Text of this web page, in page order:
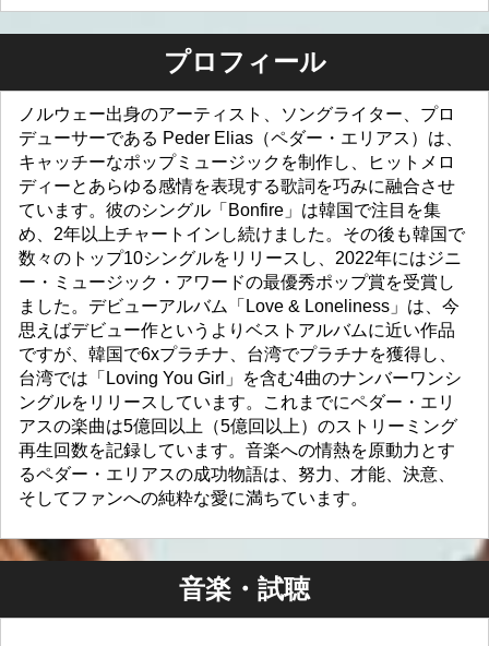
プロフィール
ノルウェー出身のアーティスト、ソングライター、プロ
デューサーである Peder Elias（ペダー・エリアス）は、
キャッチーなポップミュージックを制作し、ヒットメロ
ディーとあらゆる感​​情を表現する歌詞を巧みに融合させ
ています。彼のシングル「Bonfire」は韓国で注目を集
め、2年以上チャートインし続けました。その後も韓国で
数々のトップ10シングルをリリースし、2022年にはジニ
ー・ミュージック・アワードの最優秀ポップ賞を受賞し
ました。デビューアルバム「Love & Loneliness」は、今
思えばデビュー作というよりベストアルバムに近い作品
ですが、韓国で6xプラチナ、台湾でプラチナを獲得し、
台湾では「Loving You Girl」を含む4曲のナンバーワンシ
ングルをリリースしています。これまでにペダー・エリ
アスの楽曲は5億回以上（5億回以上）のストリーミング
再生回数を記録しています。音楽への情熱を原動力とす
るペダー・エリアスの成功物語は、努力、才能、決意、
そしてファンへの純粋な愛に満ちています。
音楽・試聴